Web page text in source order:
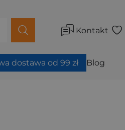
Kontakt
dostawa od 99 zł Blog